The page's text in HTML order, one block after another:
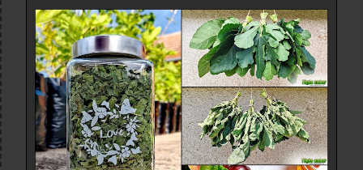
találni, amelyek közül némelyikben egészen
elképesztő hozzávalók is vannak, amelyektől éppen
hogy csak pont egészséges nem lesz. Én az
egyszerűségben hiszek, és abban, hogy a befőzés
szabályait betartva nincs szükség tartósítószerekre
sem, ezért az én receptem teljesen egyszerű. Ha
pedig a kristálycukrot helyettesítjük valamilyen
édesítőszerrel, akkor még inkább egészséges lesz a
végeredmény. A fügelevélből főzött szörpnek